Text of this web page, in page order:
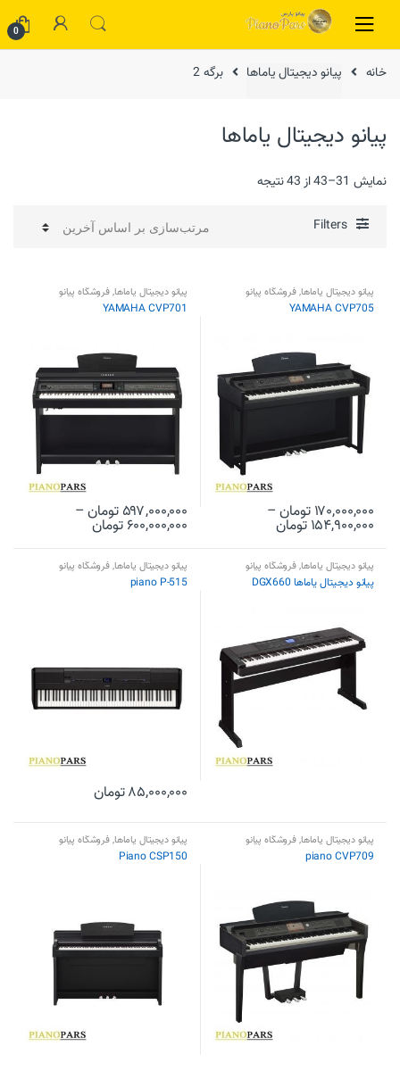
Skip to navigation
Skip to content
0
خانه پیانو دیجیتال یاماها برگه 2
پیانو دیجیتال یاماها
نمایش 31–43 از 43 نتیجه
Filters
پیانو دیجیتال یاماها,فروشگاه پیانو
YAMAHA CVP705
۱۷۰,۰۰۰,۰۰۰ تومان–
۱۵۴,۹۰۰,۰۰۰ تومان
پیانو دیجیتال یاماها,فروشگاه پیانو
YAMAHA CVP701
۵۹۷,۰۰۰,۰۰۰ تومان–
۶۰۰,۰۰۰,۰۰۰ تومان
پیانو دیجیتال یاماها,فروشگاه پیانو
پیانو دیجیتال یاماها DGX660
پیانو دیجیتال یاماها,فروشگاه پیانو
piano P-515
۸۵,۰۰۰,۰۰۰تومان
پیانو دیجیتال یاماها,فروشگاه پیانو
piano CVP709
پیانو دیجیتال یاماها,فروشگاه پیانو
Piano CSP150